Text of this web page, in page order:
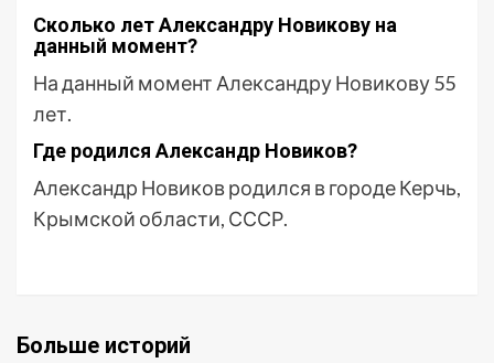
Сколько лет Александру Новикову на
данный момент?
На данный момент Александру Новикову 55
лет.
Где родился Александр Новиков?
Александр Новиков родился в городе Керчь,
Крымской области, СССР.
Больше историй